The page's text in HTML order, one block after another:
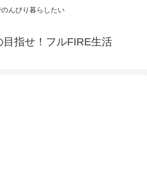
んびり暮らしたい
指せ！フルFIRE生活